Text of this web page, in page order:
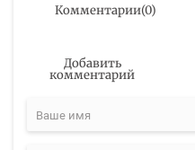
Комментарии(0)
Добавить
комментарий